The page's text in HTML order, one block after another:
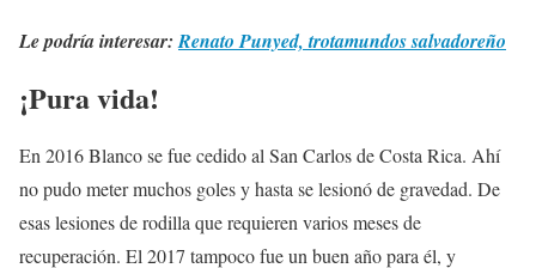
Le podría interesar:Renato Punyed, trotamundos salvadoreño
¡Pura vida!
En 2016 Blanco se fue cedido al San Carlos de Costa Rica. Ahí
no pudo meter muchos goles y hasta se lesionó de gravedad. De
esas lesiones de rodilla que requieren varios meses de
recuperación. El 2017 tampoco fue un buen año para él, y